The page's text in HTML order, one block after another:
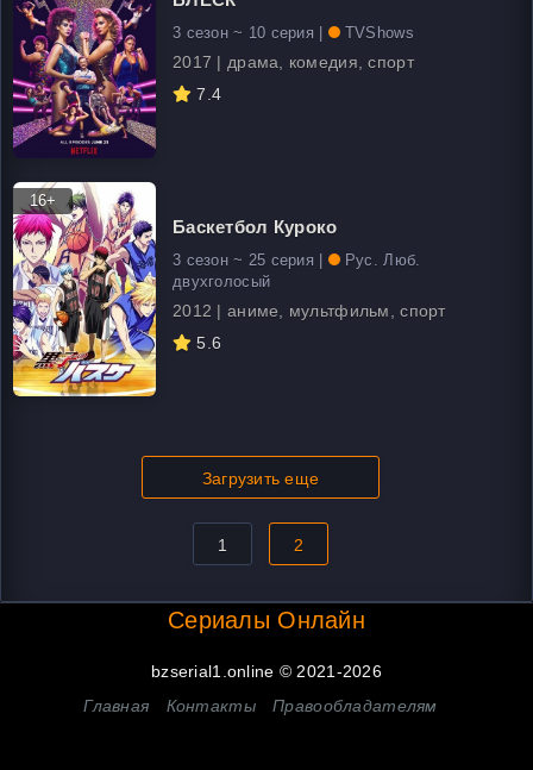
3 сезон ~ 10 серия | TVShows
2017 | драма, комедия, спорт
7.4
16+
Баскетбол Куроко
3 сезон ~ 25 серия |
Рус. Люб.
двухголосый
2012 | аниме, мультфильм, спорт
5.6
Загрузить еще
1 2
Сериалы Онлайн
bzserial1.online © 2021-2026
Главная
Контакты Правообладателям